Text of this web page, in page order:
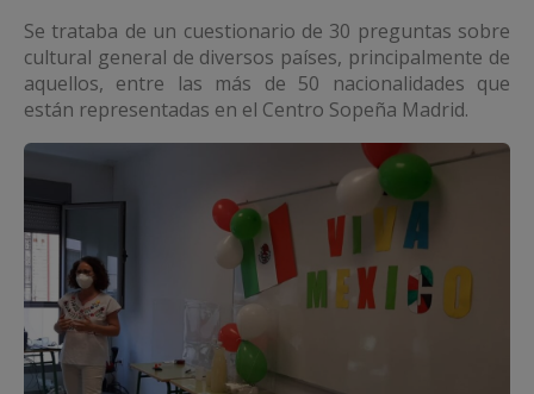
Se trataba de un cuestionario de 30 preguntas sobre
cultural general de diversos países, principalmente de
aquellos, entre las más de 50 nacionalidades que
están representadas en el Centro Sopeña Madrid.